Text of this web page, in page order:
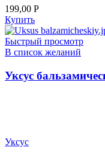
199,00 Р
Купить
Быстрый просмотр
В список желаний
Уксус
Уксус